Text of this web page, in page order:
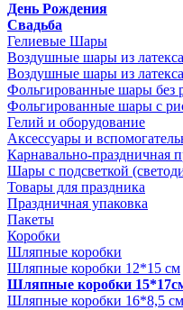
День Рождения
Свадьба
Гелиевые Шары
Воздушные шары из
Воздушные шары из
Фольгированные шары без
Фольгированные шары с
Гелий и оборудование
Аксессуары и
Карнавально-праздничная
Шары с подсветкой
Товары для праздника
Праздничная упаковка
Пакеты
Коробки
Шляпные коробки
Шляпные коробки 12*15 см
Шляпные коробки
Шляпные коробки 16*8,5 см